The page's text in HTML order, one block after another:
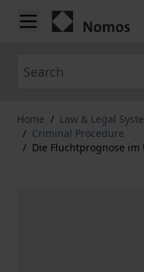
Skip to Content
Home / Law & Legal
/ Criminal Procedure
/ Die Fluchtprognose